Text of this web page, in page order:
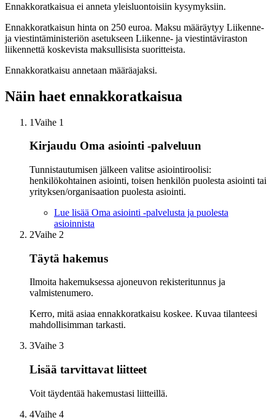
Ennakkoratkaisua ei anneta yleisluontoisiin kysymyksiin.
Ennakkoratkaisun hinta on 250 euroa. Maksu määräytyy Liikenne-
ja viestintäministeriön asetukseen Liikenne- ja viestintäviraston
liikennettä koskevista maksullisista suoritteista.
Ennakkoratkaisu annetaan määräajaksi.
Näin haet ennakkoratkaisua
1Vaihe 1
Kirjaudu Oma asiointi -palveluun
Tunnistautumisen jälkeen valitse asiointiroolisi:
henkilökohtainen asiointi, toisen henkilön puolesta asiointi tai
yrityksen/organisaation puolesta asiointi.
Lue lisää Oma asiointi -palvelusta ja puolesta
asioinnista
2Vaihe 2
Täytä hakemus
Ilmoita hakemuksessa ajoneuvon rekisteritunnus ja
valmistenumero.
Kerro, mitä asiaa ennakkoratkaisu koskee. Kuvaa tilanteesi
mahdollisimman tarkasti.
3Vaihe 3
Lisää tarvittavat liitteet
Voit täydentää hakemustasi liitteillä.
4Vaihe 4